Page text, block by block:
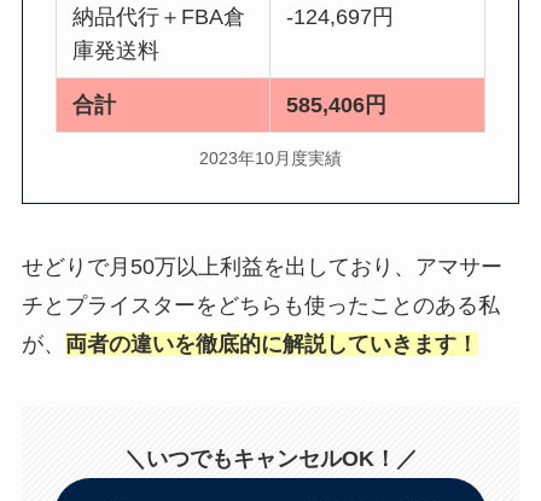
納品代行＋FBA倉
庫発送料
-124,697円
合計 585,406円
2023年10月度実績
せどりで月50万以上利益を出しており、アマサー
チとプライスターをどちらも使ったことのある私
が、 両者の違いを徹底的に解説していきます！
＼いつでもキャンセルOK！／